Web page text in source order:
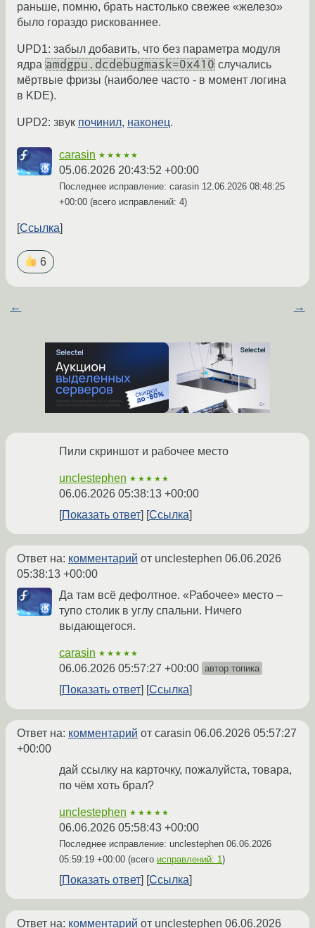
раньше, помню, брать настолько свежее «железо»
было гораздо рискованнее.
UPD1: забыл добавить, что без параметра модуля
ядра amdgpu.dcdebugmask=0x410 случались
мёртвые фризы (наиболее часто - в момент логина
в KDE).
UPD2: звук починил, наконец.
carasin ★★★★★
05.06.2026 20:43:52 +00:00
Последнее исправление: carasin 12.06.2026 08:48:25
+00:00 (всего исправлений: 4)
Ссылка
6
← →
Пили скриншот и рабочее место
unclestephen ★★★★★
06.06.2026 05:38:13 +00:00
Показать ответ
Ссылка
Ответ на: комментарий от unclestephen 06.06.2026
05:38:13 +00:00
Да там всё дефолтное. «Рабочее» место –
тупо столик в углу спальни. Ничего
выдающегося.
carasin ★★★★★
06.06.2026 05:57:27 +00:00 автор топика
Показать ответ Ссылка
Ответ на: комментарий от carasin 06.06.2026 05:57:27
+00:00
дай ссылку на карточку, пожалуйста, товара,
по чём хоть брал?
unclestephen ★★★★★
06.06.2026 05:58:43 +00:00
Последнее исправление: unclestephen 06.06.2026
05:59:19 +00:00 (всего исправлений: 1)
Показать ответ Ссылка
Ответ на: комментарий от unclestephen 06.06.2026